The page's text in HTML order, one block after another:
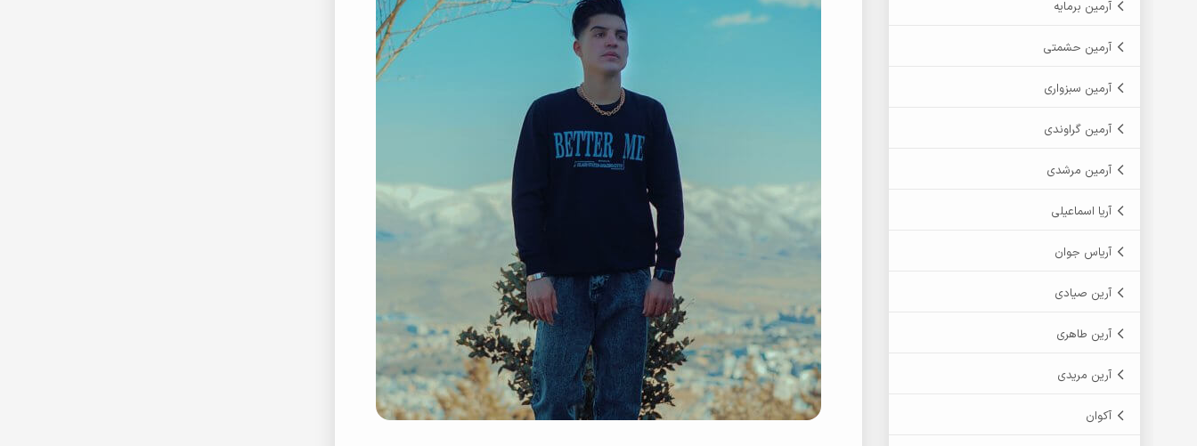
آرمین برمایه
آرمین حشمتی
آرمین سبزواری
آرمین گراوندی
آرمین مرشدی
آریا اسماعیلی
آریاس جوان
آرین صیادی
آرین طاهری
آرین مریدی
آکوان